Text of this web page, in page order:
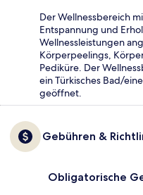
Der Wellnessbereich
Entspannung und
Wellnessleistungen
Körperpeelings,
Pediküre. Der
ein Türkisches Bad/
geöffnet.
Gebühren &
Obligatorische